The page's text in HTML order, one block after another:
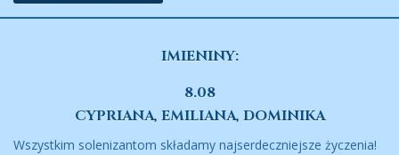
IMIENINY:
8.08
CYPRIANA, EMILIANA, DOMINIKA
Wszystkim solenizantom składamy najserdeczniejsze życzenia!